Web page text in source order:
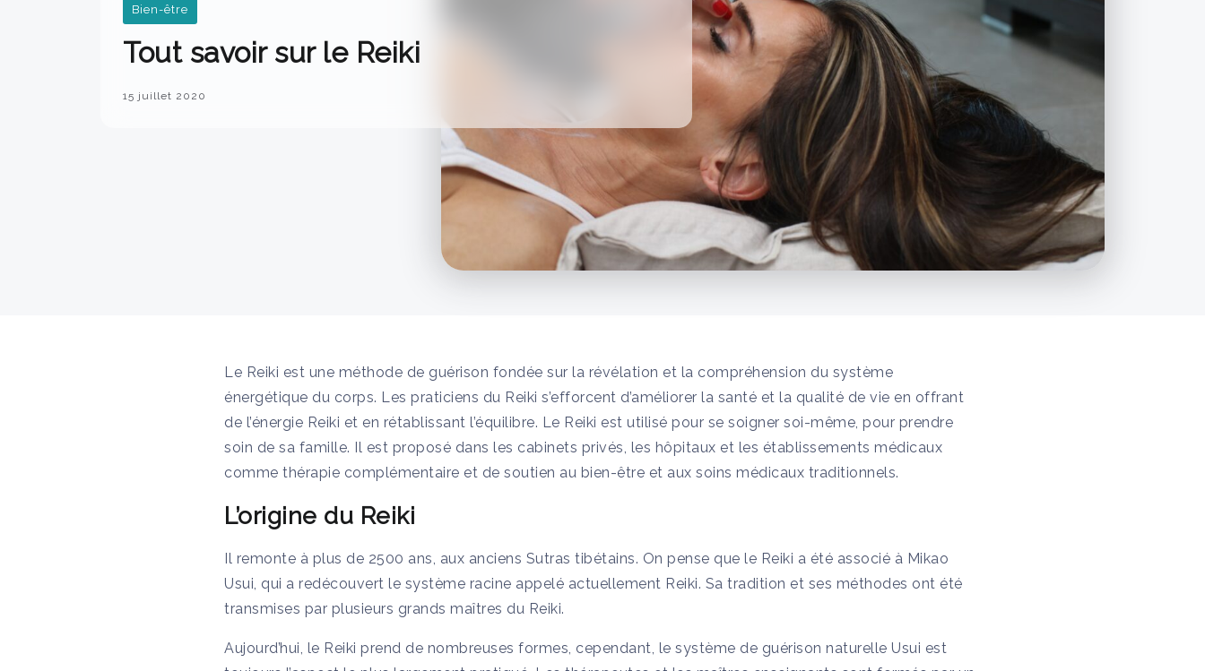
Bien-être
Tout savoir sur le Reiki
15 juillet 2020
Le Reiki est une méthode de guérison fondée sur la révélation et la compréhension du système
énergétique du corps. Les praticiens du Reiki s’efforcent d’améliorer la santé et la qualité de vie en offrant
de l’énergie Reiki et en rétablissant l’équilibre. Le Reiki est utilisé pour se soigner soi-même, pour prendre
soin de sa famille. Il est proposé dans les cabinets privés, les hôpitaux et les établissements médicaux
comme thérapie complémentaire et de soutien au bien-être et aux soins médicaux traditionnels.
L’origine du Reiki
Il remonte à plus de 2500 ans, aux anciens Sutras tibétains. On pense que le Reiki a été associé à Mikao
Usui, qui a redécouvert le système racine appelé actuellement Reiki. Sa tradition et ses méthodes ont été
transmises par plusieurs grands maîtres du Reiki.
Aujourd’hui, le Reiki prend de nombreuses formes, cependant, le système de guérison naturelle Usui est